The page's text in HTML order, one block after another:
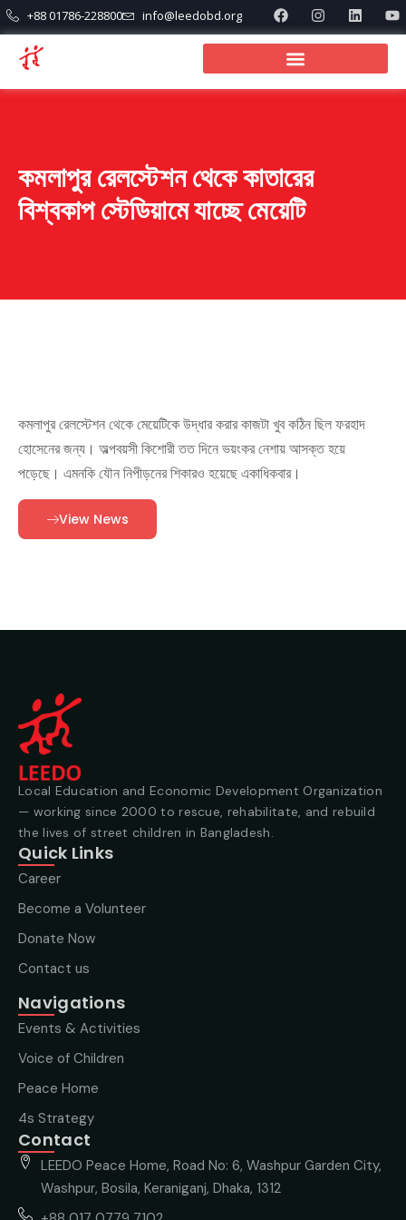
+88 01786-228800 info@leedobd.org
কমলাপুর রেলস্টেশন থেকে কাতারের
বিশ্বকাপ স্টেডিয়ামে যাচ্ছে মেয়েটি
কমলাপুর রেলস্টেশন থেকে মেয়েটিকে উদ্ধার করার কাজটা খুব কঠিন ছিল ফরহাদ
হোসেনের জন্য। অল্পবয়সী কিশোরী তত দিনে ভয়ংকর নেশায় আসক্ত হয়ে
পড়েছে। এমনকি যৌন নিপীড়নের শিকারও হয়েছে একাধিকবার।
View News
Local Education and Economic Development Organization
— working since 2000 to rescue, rehabilitate, and rebuild
the lives of street children in Bangladesh.
Quick Links
Career
Become a Volunteer
Donate Now
Contact us
Navigations
Events & Activities
Voice of Children
Peace Home
4s Strategy
Contact
LEEDO Peace Home, Road No: 6, Washpur Garden City,
Washpur, Bosila, Keraniganj, Dhaka, 1312